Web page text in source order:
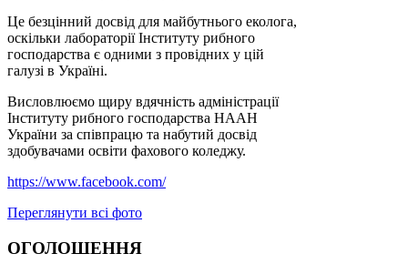
​Це безцінний досвід для майбутнього еколога,
оскільки лабораторії Інституту рибного
господарства є одними з провідних у цій
галузі в Україні.
Висловлюємо щиру вдячність адміністрації
Інституту рибного господарства НААН
України за співпрацю та набутий досвід
здобувачами освіти фахового коледжу.
https://www.facebook.com/
Переглянути всі фото
ОГОЛОШЕННЯ